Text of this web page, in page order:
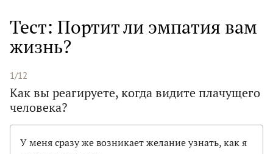
Тест: Портит ли эмпатия вам
жизнь?
1/12
Как вы реагируете, когда видите плачущего
человека?
У меня сразу же возникает желание узнать, как я